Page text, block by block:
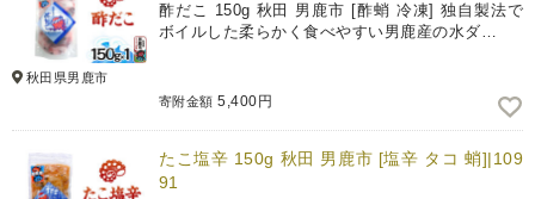
秋田県男鹿市
酢だこ 150g 秋田 男鹿市 [酢蛸 冷凍] 独自製法で
ボイルした柔らかく食べやすい男鹿産の水ダ…
寄附金額 5,400円
たこ塩辛 150g 秋田 男鹿市 [塩辛 タコ 蛸]|109
91